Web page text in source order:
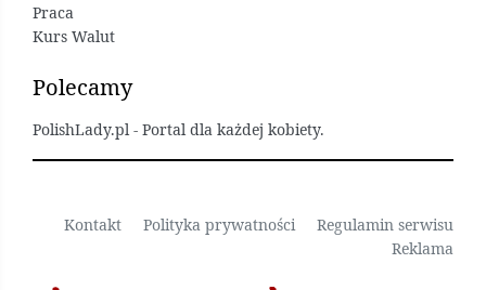
Praca
Kurs Walut
Polecamy
PolishLady.pl - Portal dla każdej kobiety.
Kontakt Polityka prywatności
Regulamin serwisu
Reklama